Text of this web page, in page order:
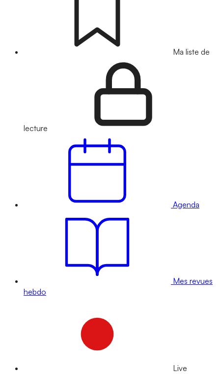
Ma liste de
lecture
Agenda
Mes revues
hebdo
Live